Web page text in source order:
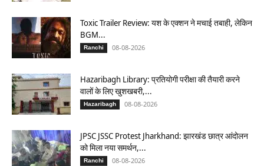
Toxic Trailer Review: यश के एक्शन ने मचाई तबाही, लेकिन
BGM...
Ranchi 08-08-2026
Hazaribagh Library: प्रतियोगी परीक्षा की तैयारी करने
वालों के लिए खुशखबरी,...
Hazaribagh 08-08-2026
JPSC JSSC Protest Jharkhand: झारखंड छात्र आंदोलन
को मिला नया समर्थन,...
Ranchi 08-08-2026